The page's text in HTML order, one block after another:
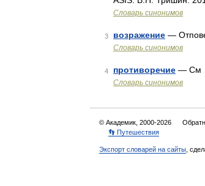
Словарь синонимов
3 возражение —
Словарь синонимов
4 противоречие — См
Словарь синонимов
© Академик, 2000-2026
👣 Путешествия
Экспорт словарей на сайты ,